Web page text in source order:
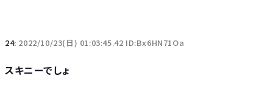
24: 2022/10/23(日) 01:03:45.42 ID:Bx6HN71Oa
スキニーでしょ